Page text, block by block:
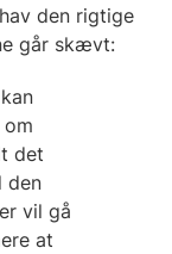
den rigtige
går skævt:
det
den
vil gå
at